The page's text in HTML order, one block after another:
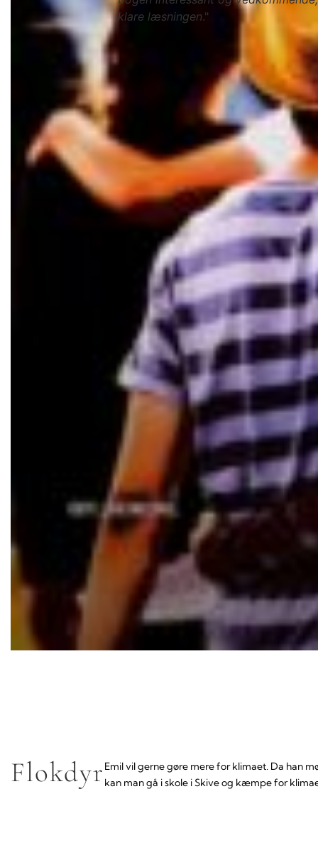
klare læsningen."
Flokdyr Emil vil gerne gøre mere for klimaet. Da han
kan man gå i skole i Skive og kæmpe for